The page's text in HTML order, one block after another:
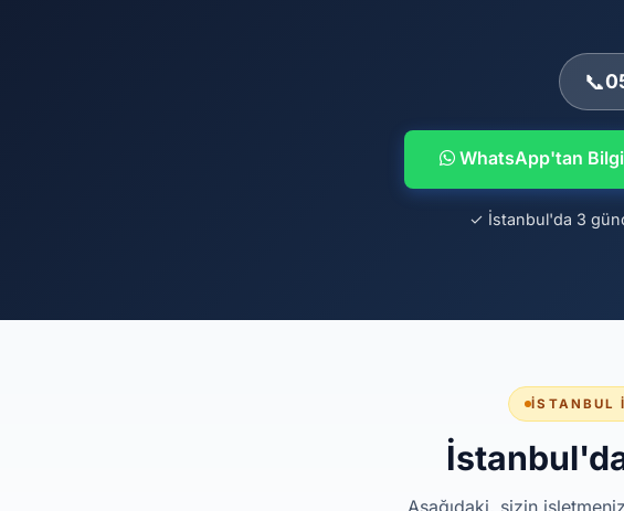
📞
WhatsApp'tan
✓ İstanbul'da 3
İSTANBUL
Aşağıdaki, sizin